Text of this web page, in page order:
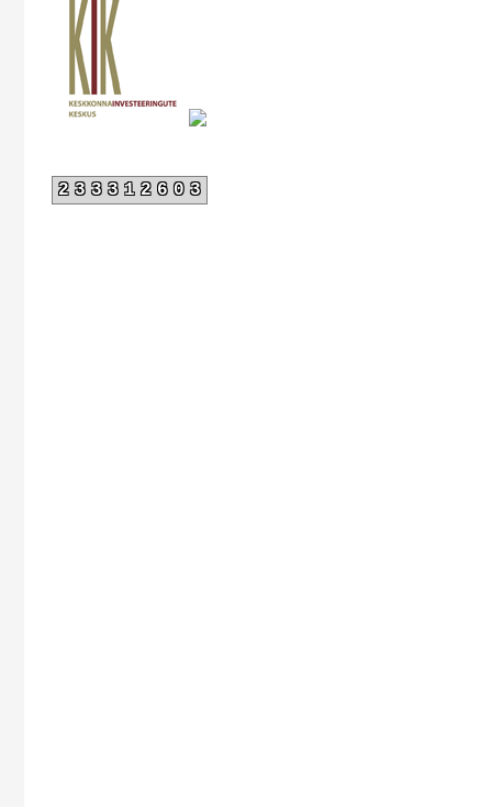
233312603